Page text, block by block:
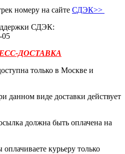
номеру на сайте СДЭК>>
СДЭК:
05
ДОСТАВКА
только в Москве и
данном виде доставки действует
должна быть оплачена на
курьеру только